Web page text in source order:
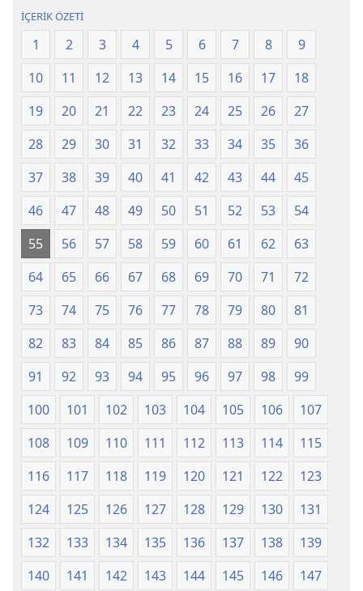
Baskı
(2025)
Baskı
(2025)
İÇERİK ÖZETİ
1 2 3 4 5 6 7 8
9
10
11 12 13 14 15 16 17
18
19
20 21 22 23 24 25 26
27
28
29 30 31 32 33 34 35
36
37
38 39 40 41 42 43 44
45
46
47 48 49 50 51 52 53
54
55
56 57 58 59 60 61 62
63
64
65 66 67 68 69 70 71
72
73
74 75 76 77 78 79 80
81
82
83 84 85 86 87 88 89
90
91
92 93 94 95 96 97 98
99
100
101 102 103 104 105 106
107
108
109 110 111 112 113 114
115
116
117 118 119 120 121 122
123
124
125 126 127 128 129 130
131
132
133 134 135 136 137 138
139
140
141 142 143 144 145 146
147